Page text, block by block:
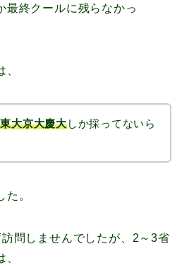
最終クールに残らなかっ
東大京大慶大しか採ってないら
。
問しませんでしたが、2～3省